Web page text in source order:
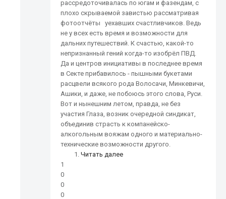
рассредоточивалась по югам и фазендам, с
плохо скрываемой завистью рассматривая
фотоотчёты уехавших счастливчиков. Ведь
не у всех есть время и возможности для
дальних путешествий. К счастью, какой-то
непризнанный гений когда-то изобрёл ПВД.
Да и центров инициативы в последнее время
в Секте прибавилось - пышными букетами
расцвели всякого рода Волосачи, Минкевичи,
Ашики, и даже, не побоюсь этого слова, Руси.
Вот и нынешним летом, правда, не без
участия Глаза, возник очередной синдикат,
объединив страсть к компанейско-
алкогольным вояжам одного и материально-
технические возможности другого.
Читать далее
1
0
0
0